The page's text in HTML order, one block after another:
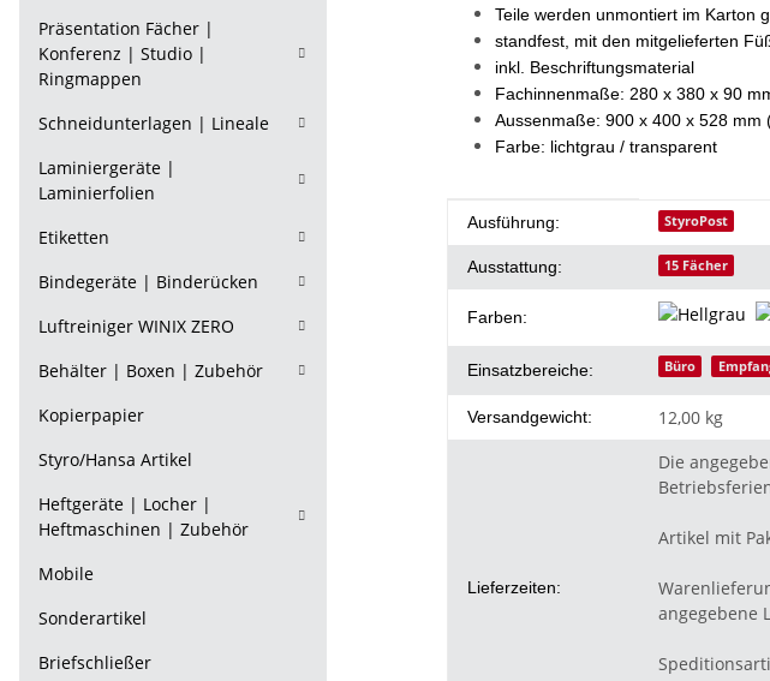
Teile werden unmontiert im Karton
standfest, mit den mitgelieferten
inkl. Beschriftungsmaterial
Fachinnenmaße: 280 x 380 x 90
Aussenmaße: 900 x 400 x 528 mm
Farbe: lichtgrau / transparent
Produkteigenschaft
Wert
Ausführung: StyroPost
Ausstattung: 15 Fächer
Farben:
Einsatzbereiche: Büro
Versandgewicht: 12,00 kg
Lieferzeiten:
Die
Artikel mit
angegebene
Präsentation Fächer |
Konferenz | Studio |
Ringmappen
Schneidunterlagen | Lineale
Laminiergeräte |
Laminierfolien
Etiketten
Bindegeräte | Binderücken
Luftreiniger WINIX ZERO
Behälter | Boxen | Zubehör
Kopierpapier
Styro/Hansa Artikel
Heftgeräte | Locher |
Heftmaschinen | Zubehör
Mobile
Sonderartikel
Briefschließer